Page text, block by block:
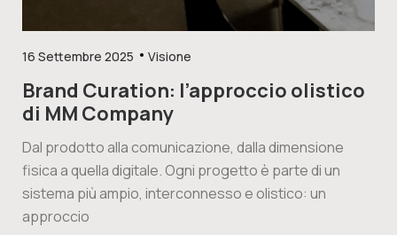
16 Settembre 2025 Visione
Brand Curation: l’approccio olistico
di MM Company
Dal prodotto alla comunicazione, dalla dimensione
fisica a quella digitale. Ogni progetto è parte di un
sistema più ampio, interconnesso e olistico: un
approccio